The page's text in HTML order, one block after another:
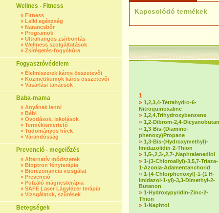
Wellnes - Fitness
» Fitness
» Lelki egészség
» Narancsbőr
» Programok
» Ultrahangos zsírbontás
» Wellness szolgáltatások
» Zsírégetés-fogyókúra
Fogyasztóvédelem
» Élelmiszerek káros összetevői
» Kozmetikumok káros összetevői
» Vásárlási tanácsok
Baba-mama
» Anyának lenni
» Bébi
» Óvodások, iskolások
» Termékismertető
» Tudományos hírek
» Várandósság
Prevenció - megelőzés
» Alternatív módszerek
» Bioptron fényterápia
» Biorezonancia vizsgálat
» Prevenció
» Pulzáló mágnesterápia
» SAFE Laser Lágylézer terápia
» Vizsgálatok, szűrések
Betegségek
Kapcsolódó termékek
1
» 1,2,3,4-Tetrahydro-6-
Nitroquinoxaline
» 1,2,4,Trihydroxybenzene
» 1,2-Dibrom-2,4-Dicyanobutan
» 1,3-Bis-(Diamino-
phenoxy)Propane
» 1,3-Bis-(Hydroxymethyl)-
Imidazolidin-2-Thion
» 1,5-,2,3-,2,7-,Naphtalenediol
» 1-(3-Chloroallyl)-3,5,7-Triaza-
1-Azonia-Adamentanchorid
» 1-(4-Chlorphenoxyl)-1-(1 H-
Imidazol-1-yl)-3,3-Dimethyl-2-
Butanon
» 1-Hydroxypyridin-Zinc-2-
Thion
» 1-Naphtol